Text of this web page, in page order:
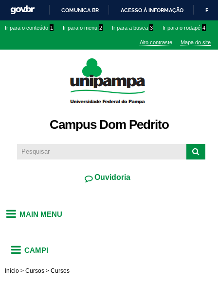
conteúdo
IR
O
COMUNICA BR ACESSO À INFORMAÇÃO
Ir para o conteúdo 1 Ir para o menu 2 Ir para a busca 3 Ir para o rodapé 4
Alto contraste Mapa do site
Campus Dom Pedrito
Ouvidoria
MAIN MENU
CAMPI
Início > Cursos > Cursos